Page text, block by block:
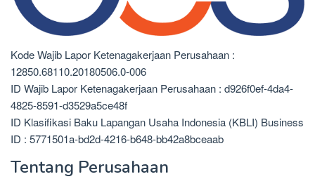
Kode Wajib Lapor Ketenagakerjaan Perusahaan :
12850.68110.20180506.0-006
ID Wajib Lapor Ketenagakerjaan Perusahaan : d926f0ef-4da4-
4825-8591-d3529a5ce48f
ID Klasifikasi Baku Lapangan Usaha Indonesia (KBLI) Business
ID : 5771501a-bd2d-4216-b648-bb42a8bceaab
Tentang Perusahaan